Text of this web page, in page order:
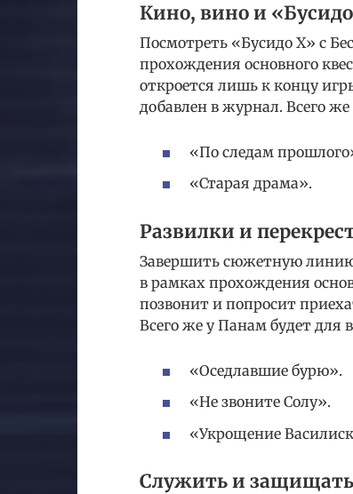
Кино, вино и
Посмотреть «Бусидо X» с
прохождения основного
откроется лишь к концу
добавлен в журнал. Всего же
«По следам
«Старая драма».
Развилки и
Завершить сюжетную
в рамках прохождения
позвонит и попросит
Всего же у Панам будет для
«Оседлавшие бурю».
«Не звоните Солу».
«Укрощение
Служить и защищать